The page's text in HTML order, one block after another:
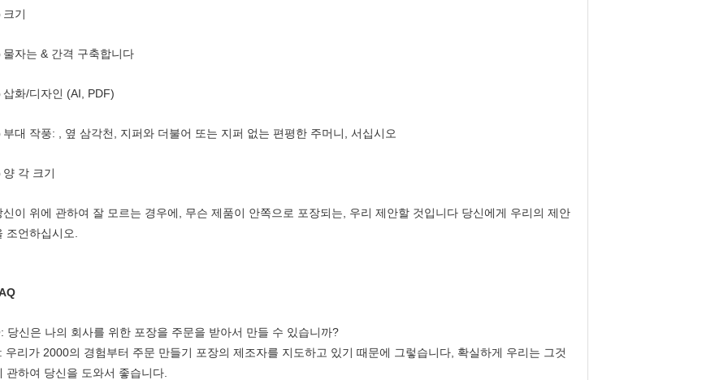
크기
물자는 & 간격 구축합니다
삽화/디자인 (AI, PDF)
부대 작풍: , 옆 삼각천, 지퍼와 더불어 또는 지퍼 없는 편평한 주머니, 서십시오
양 각 크기
신이 위에 관하여 잘 모르는 경우에, 무슨 제품이 안쪽으로 포장되는, 우리 제안할 것입니다 당신에게 우리의 제안
조언하십시오.
당신은 나의 회사를 위한 포장을 주문을 받아서 만들 수 있습니까?
우리가 2000의 경험부터 주문 만들기 포장의 제조자를 지도하고 있기 때문에 그렇습니다, 확실하게 우리는 그것
관하여 당신을 도와서 좋습니다.